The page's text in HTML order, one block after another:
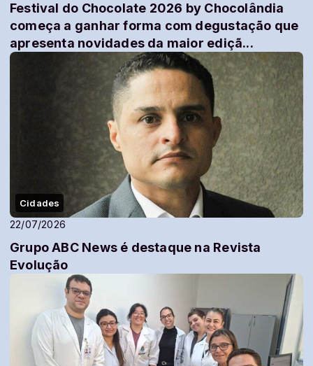
Festival do Chocolate 2026 by Chocolândia
começa a ganhar forma com degustação que
apresenta novidades da maior ediçã...
Cidades
22/07/2026
Grupo ABC News é destaque na Revista
Evolução